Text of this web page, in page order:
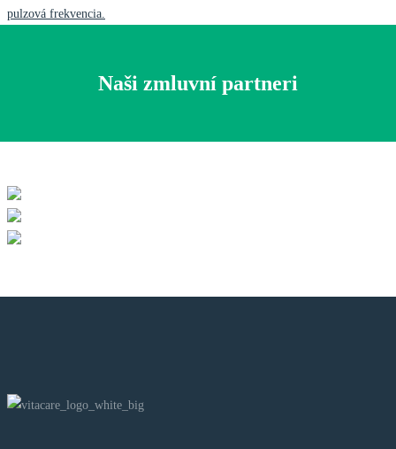
navigation
pulzová frekvencia.
Naši zmluvní partneri